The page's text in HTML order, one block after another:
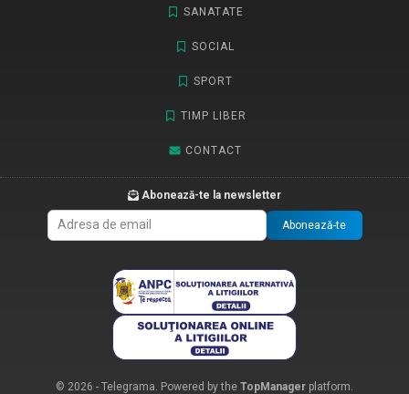
SANATATE
SOCIAL
SPORT
TIMP LIBER
CONTACT
Abonează-te la newsletter
Abonează-te
© 2026 - Telegrama. Powered by the TopManager platform.